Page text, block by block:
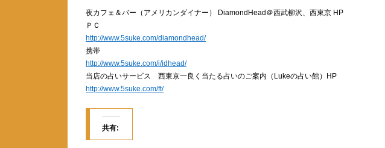
夜カフェ＆バー（アメリカンダイナー） DiamondHead＠西武柳沢、西東京 HP
ＰＣ
http://www.5suke.com/diamondhead/
携帯
http://www.5suke.com/i/idhead/
当店の占いサービス 西東京一良く当たる占いのご案内（Lukeの占い館）HP
http://www.5suke.com/ft/
共有: